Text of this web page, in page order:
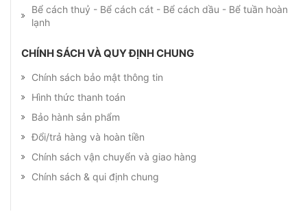
Bể cách thuỷ - Bể cách cát - Bể cách dầu - Bể tuần hoàn
lạnh
CHÍNH SÁCH VÀ QUY ĐỊNH CHUNG
Chính sách bảo mật thông tin
Hình thức thanh toán
Bảo hành sản phẩm
Đổi/trả hàng và hoàn tiền
Chính sách vận chuyển và giao hàng
Chính sách & qui định chung